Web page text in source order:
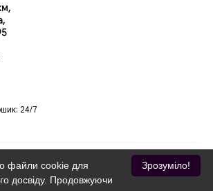
24/7
Зрозуміло!
файли cookie для
досвіду. Продовжуючи